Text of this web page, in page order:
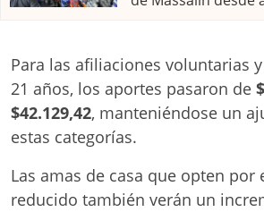
Para las afiliaciones voluntarias
21 años, los aportes pasaron de
$42.129,42, manteniéndose un
estas categorías.
Las amas de casa que opten por
reducido también verán un